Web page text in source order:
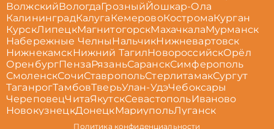
ВолжскийВологдаГрозныйЙошкар-Ола
КалининградКалуга КемеровоКостромаКурган
КурскЛипецкМагнитогорскМахачкалаМурманск
Набережные Челны НальчикНижневартовск
НижнекамскНижний ТагилНовороссийскОрёл
ОренбургПензаРязаньСаранскСимферополь
СмоленскСочиСтавропольСтерлитамакСургут
ТаганрогТамбовТверьУлан-УдэЧебоксары
ЧереповецЧитаЯкутскСевастопольИваново
НовокузнецкДонецкМариупольЛуганск
Политика конфиденциальности